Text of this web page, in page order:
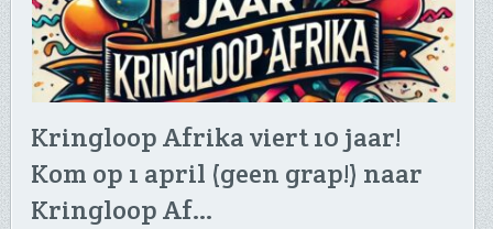
Kringloop Afrika viert 10 jaar!
Kom op 1 april (geen grap!) naar
Kringloop Af…